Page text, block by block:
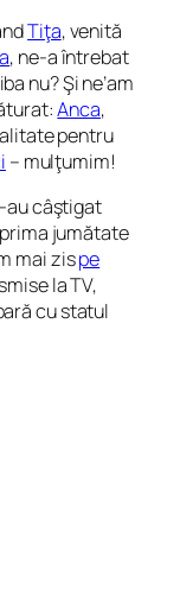
Tiţa, venită
, ne-a întrebat
nu? Şi ne’am
Anca,
pentru
– mulţumim!
au câştigat
jumătate
mai zispe
la TV,
cu statul